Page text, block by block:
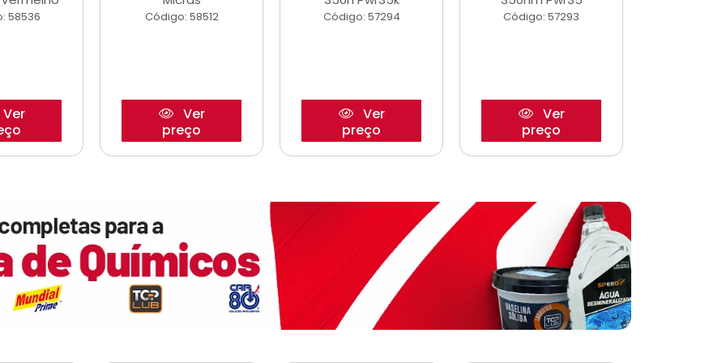
58536
Ver
Código: 58512
Ver
preço
Código: 57294
Ver
preço
Código: 57293
Ver
preço